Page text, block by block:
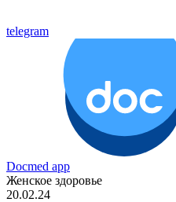
telegram
Docmed app
Женское здоровье
20.02.24